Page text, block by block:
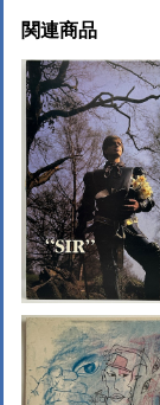
関連商品